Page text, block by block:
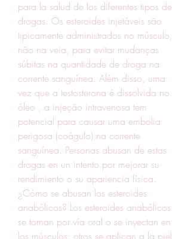
para la salud de los diferentes tipos de
drogas. Os esteroides injetáveis são
tipicamente administrados no músculo,
não na veia, para evitar mudanças
súbitas na quantidade de droga na
corrente sanguínea. Além disso, uma
vez que a testosterona é dissolvida no
óleo , a injeção intravenosa tem
potencial para causar uma embolia
perigosa (coágulo) na corrente
sanguínea. Personas abusan de estas
drogas en un intento por mejorar su
rendimiento o su apariencia física.
¿Cómo se abusan los esteroides
anabólicos? Los esteroides anabólicos
se toman por vía oral o se inyectan en
los músculos; otros se aplican a la piel